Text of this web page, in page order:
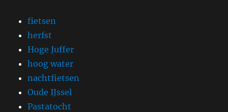
fietsen
herfst
Hoge Juffer
hoog water
nachtfietsen
Oude IJssel
Pastatocht